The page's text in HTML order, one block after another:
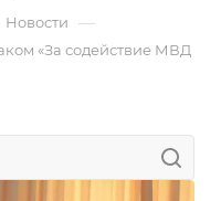
Новости —
«За содействие МВД